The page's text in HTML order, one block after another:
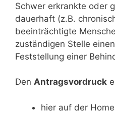
Schwer erkrankte oder
dauerhaft (z.B.
beeinträchtigte
zuständigen Stelle
Feststellung einer
Den Antragsvordruck
hier auf der